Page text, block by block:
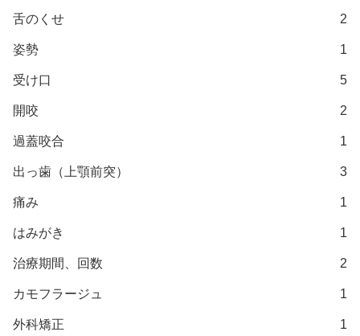
舌のくせ 2
姿勢 1
受け口 5
開咬 2
過蓋咬合 1
出っ歯（上顎前突） 3
痛み 1
はみがき 1
治療期間、回数 2
カモフラージュ 1
外科矯正 1